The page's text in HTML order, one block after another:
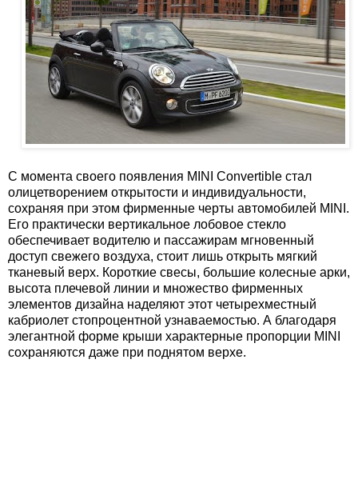
С момента своего появления MINI Convertible стал
олицетворением открытости и индивидуальности,
сохраняя при этом фирменные черты автомобилей MINI.
Его практически вертикальное лобовое стекло
обеспечивает водителю и пассажирам мгновенный
доступ свежего воздуха, стоит лишь открыть мягкий
тканевый верх. Короткие свесы, большие колесные арки,
высота плечевой линии и множество фирменных
элементов дизайна наделяют этот четырехместный
кабриолет стопроцентной узнаваемостью. А благодаря
элегантной форме крыши характерные пропорции MINI
сохраняются даже при поднятом верхе.